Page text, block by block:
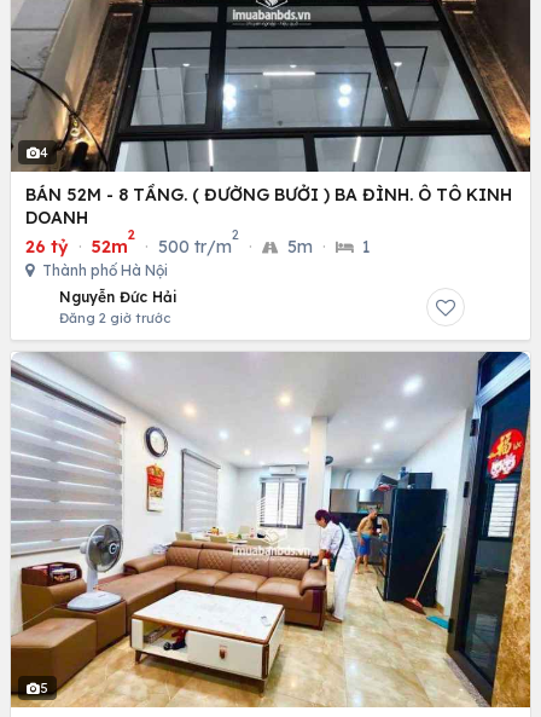
4
BÁN 52M - 8 TẦNG. ( ĐƯỜNG BƯỞI ) BA ĐÌNH. Ô TÔ KINH
DOANH
26 tỷ · 52m
2
· 500 tr/m
2
· 5m · 1
Thành phố Hà Nội
Nguyễn Đức Hải
Đăng 2 giờ trước
5